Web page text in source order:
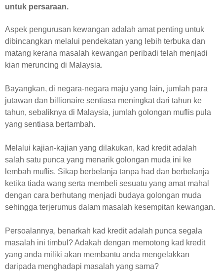
untuk persaraan.
Aspek pengurusan kewangan adalah amat penting untuk
dibincangkan melalui pendekatan yang lebih terbuka dan
matang kerana masalah kewangan peribadi telah menjadi
kian meruncing di Malaysia.
Bayangkan, di negara-negara maju yang lain, jumlah para
jutawan dan billionaire sentiasa meningkat dari tahun ke
tahun, sebaliknya di Malaysia, jumlah golongan muflis pula
yang sentiasa bertambah.
Melalui kajian-kajian yang dilakukan, kad kredit adalah
salah satu punca yang menarik golongan muda ini ke
lembah muflis. Sikap berbelanja tanpa had dan berbelanja
ketika tiada wang serta membeli sesuatu yang amat mahal
dengan cara berhutang menjadi budaya golongan muda
sehingga terjerumus dalam masalah kesempitan kewangan.
Persoalannya, benarkah kad kredit adalah punca segala
masalah ini timbul? Adakah dengan memotong kad kredit
yang anda miliki akan membantu anda mengelakkan
daripada menghadapi masalah yang sama?